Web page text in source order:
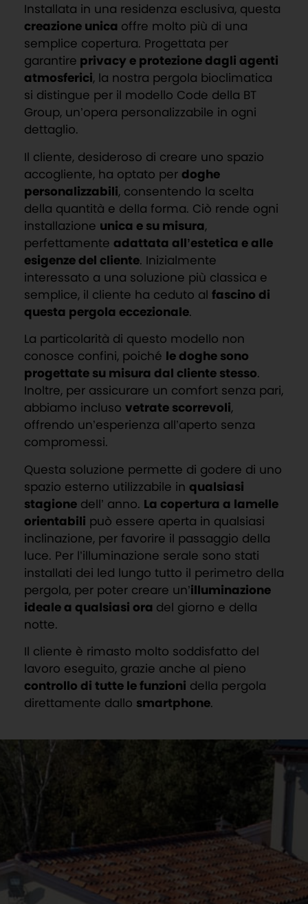
Installata in una residenza esclusiva, questa
creazione unica offre molto più di una
semplice copertura. Progettata per
garantire privacy e protezione dagli agenti
atmosferici, la nostra pergola bioclimatica
si distingue per il modello Code della BT
Group, un’opera personalizzabile in ogni
dettaglio.
Il cliente, desideroso di creare uno spazio
accogliente, ha optato per doghe
personalizzabili, consentendo la scelta
della quantità e della forma. Ciò rende ogni
installazione unica e su misura,
perfettamente adattata all’estetica e alle
esigenze del cliente. Inizialmente
interessato a una soluzione più classica e
semplice, il cliente ha ceduto al fascino di
questa pergola eccezionale.
La particolarità di questo modello non
conosce confini, poiché le doghe sono
progettate su misura dal cliente stesso.
Inoltre, per assicurare un comfort senza pari,
abbiamo incluso vetrate scorrevoli,
offrendo un’esperienza all’aperto senza
compromessi.
Questa soluzione permette di godere di uno
spazio esterno utilizzabile in qualsiasi
stagione dell’ anno. La copertura a lamelle
orientabili può essere aperta in qualsiasi
inclinazione, per favorire il passaggio della
luce. Per l’illuminazione serale sono stati
installati dei led lungo tutto il perimetro della
pergola, per poter creare un’illuminazione
ideale a qualsiasi ora del giorno e della
notte.
Il cliente è rimasto molto soddisfatto del
lavoro eseguito, grazie anche al pieno
controllo di tutte le funzioni della pergola
direttamente dallo smartphone.